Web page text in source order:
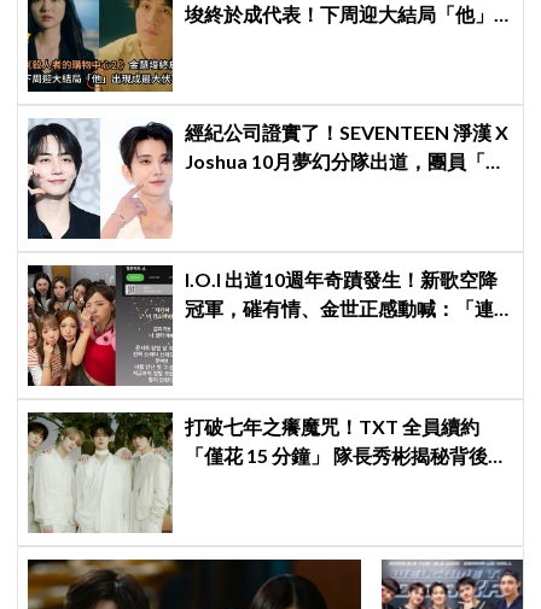
埈終於成代表！下周迎大結局「他」
經紀公司證實了！SEVENTEEN 淨漢 X
Joshua 10月夢幻分隊出道，團員「最
I.O.I 出道10週年奇蹟發生！新歌空降
冠軍，磪有情、金世正感動喊：「連
打破七年之癢魔咒！TXT 全員續約
「僅花 15 分鐘」 隊長秀彬揭秘背後原